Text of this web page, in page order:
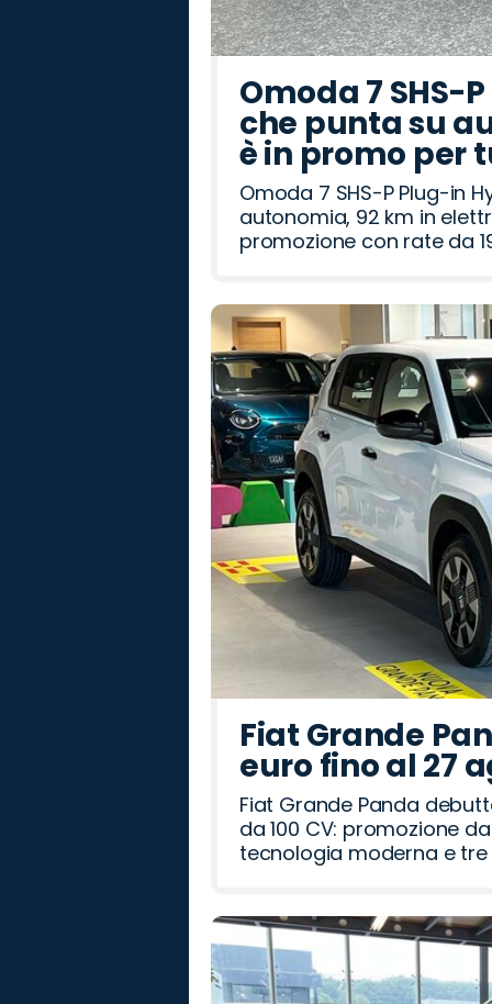
Omoda 7 SHS-
che punta su
è in promo per
Omoda 7 SHS-P Plug-in
autonomia, 92 km in
promozione con rate da
Fiat Grande
euro fino al 27
Fiat Grande Panda
da 100 CV: promozione
tecnologia moderna e